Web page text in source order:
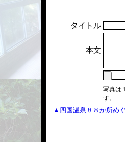
タイトル
本文
写真は
す。
▲四国温泉８８か所め